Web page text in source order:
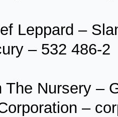
Leppard –
– 532 486-2
The Nursery ‎–
‎–